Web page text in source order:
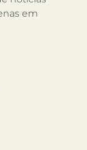
em